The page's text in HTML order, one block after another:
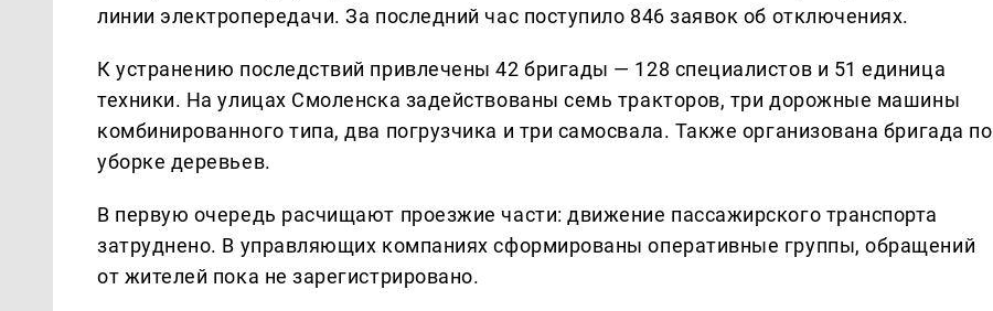
линии электропередачи. За последний час поступило 846 заявок об отключениях.
К устранению последствий привлечены 42 бригады — 128 специалистов и 51 единица
техники. На улицах Смоленска задействованы семь тракторов, три дорожные машины
комбинированного типа, два погрузчика и три самосвала. Также организована бригада по
уборке деревьев.
В первую очередь расчищают проезжие части: движение пассажирского транспорта
затруднено. В управляющих компаниях сформированы оперативные группы, обращений
от жителей пока не зарегистрировано.